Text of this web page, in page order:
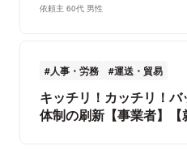
依頼主 60代 男性
人事・労務 運送・貿易
キッチリ！カッチリ！
体制の刷新【事業者】【